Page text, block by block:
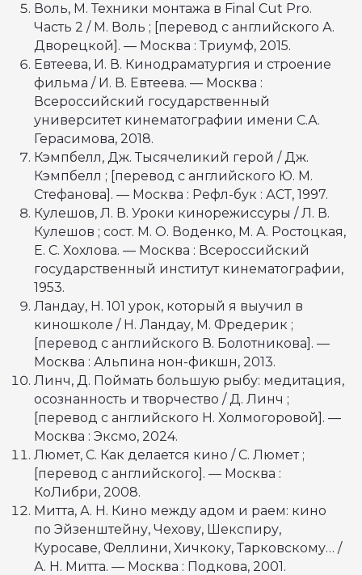
Воль, М. Техники монтажа в Final Cut Pro.
Часть 2 / М. Воль ; [перевод с английского А.
Дворецкой]. — Москва : Триумф, 2015.
Евтеева, И. В. Кинодраматургия и строение
фильма / И. В. Евтеева. — Москва :
Всероссийский государственный
университет кинематографии имени С.А.
Герасимова, 2018.
Кэмпбелл, Дж. Тысячеликий герой / Дж.
Кэмпбелл ; [перевод с английского Ю. М.
Стефанова]. — Москва : Рефл-бук : АСТ, 1997.
Кулешов, Л. В. Уроки кинорежиссуры / Л. В.
Кулешов ; сост. М. О. Воденко, М. А. Ростоцкая,
Е. С. Хохлова. — Москва : Всероссийский
государственный институт кинематографии,
1953.
Ландау, Н. 101 урок, который я выучил в
киношколе / Н. Ландау, М. Фредерик ;
[перевод с английского В. Болотникова]. —
Москва : Альпина нон-фикшн, 2013.
Линч, Д. Поймать большую рыбу: медитация,
осознанность и творчество / Д. Линч ;
[перевод с английского Н. Холмогоровой]. —
Москва : Эксмо, 2024.
Люмет, С. Как делается кино / С. Люмет ;
[перевод с английского]. — Москва :
КоЛибри, 2008.
Митта, А. Н. Кино между адом и раем: кино
по Эйзенштейну, Чехову, Шекспиру,
Куросаве, Феллини, Хичкоку, Тарковскому… /
А. Н. Митта. — Москва : Подкова, 2001.